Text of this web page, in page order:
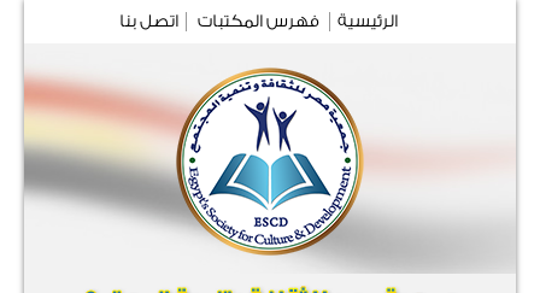
الرئيسية فهرس المكتبات اتصل بنا